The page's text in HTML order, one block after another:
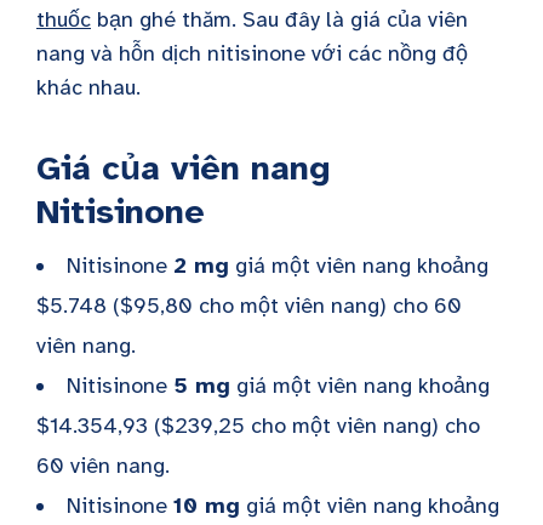
thuốc bạn ghé thăm. Sau đây là giá của viên
nang và hỗn dịch nitisinone với các nồng độ
khác nhau.
Giá của viên nang
Nitisinone
Nitisinone 2 mg giá một viên nang khoảng
$5.748 ($95,80 cho một viên nang) cho 60
viên nang.
Nitisinone 5 mg giá một viên nang khoảng
$14.354,93 ($239,25 cho một viên nang) cho
60 viên nang.
Nitisinone 10 mg giá một viên nang khoảng